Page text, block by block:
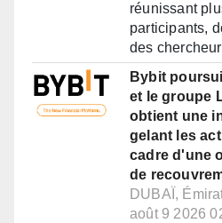
réunissant
participants,
des
Bybit
et le groupe
obtient une
gelant les
cadre d'une
de
DUBAÏ,
août 9 2026